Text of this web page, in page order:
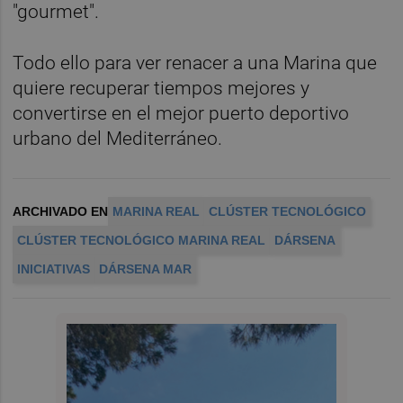
"gourmet".
Todo ello para ver renacer a una Marina que
quiere recuperar tiempos mejores y
convertirse en el mejor puerto deportivo
urbano del Mediterráneo.
ARCHIVADO EN MARINA REAL
CLÚSTER TECNOLÓGICO
CLÚSTER TECNOLÓGICO MARINA REAL
DÁRSENA
INICIATIVAS
DÁRSENA MAR